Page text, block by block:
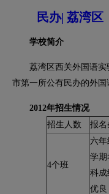
民办| 荔湾区
学校简介
荔湾区西关外国语实验
市第一所公有民办的外国
2012年招生情况
招生人数
报名
4个班
六年
学期
科成
优良